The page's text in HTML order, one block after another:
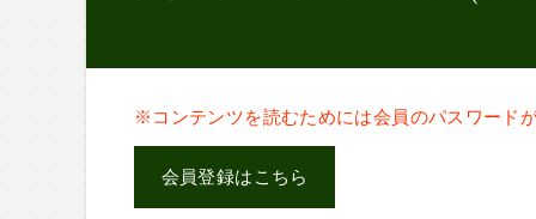
※コンテンツを読むためには会員のパスワード
会員登録はこちら